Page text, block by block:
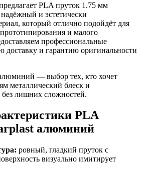
PLA пруток 1.75 мм
и эстетически
который отлично подойдёт для
и малого
профессиональные
доставку и гарантию оригинальности
— выбор тех, кто хочет
металлический блеск и
лишних сложностей.
PLA
алюминий
ровный, гладкий пруток с
визуально имитирует